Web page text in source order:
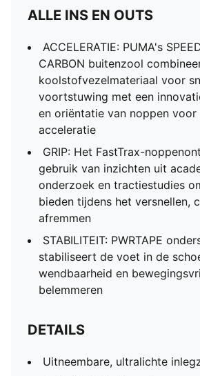
ALLE INS EN OUTS
ACCELERATIE: PUMA's
CARBON buitenzool
koolstofvezelmateriaal voor
voortstuwing met een
en oriëntatie van noppen voor
acceleratie
GRIP: Het FastTrax-
gebruik van inzichten uit
onderzoek en tractiestudies
bieden tijdens het versnellen,
afremmen
STABILITEIT: PWRTAPE
stabiliseert de voet in de
wendbaarheid en
belemmeren
DETAILS
Uitneembare, ultralichte